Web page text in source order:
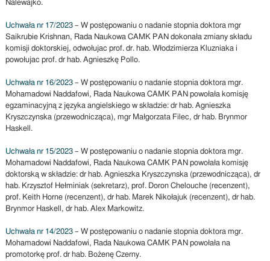
Nalewajko.
Uchwała nr 17/2023– W postępowaniu o nadanie stopnia doktora mgr
Saikrubie Krishnan, Rada Naukowa CAMK PAN dokonała zmiany składu
komisji doktorskiej, odwołujac prof. dr. hab. Włodzimierza Kluzniaka i
powołujac prof. dr hab. Agnieszkę Pollo.
Uchwała nr 16/2023– W postępowaniu o nadanie stopnia doktora mgr.
Mohamadowi Naddafowi, Rada Naukowa CAMK PAN powołała komisję
egzaminacyjną z języka angielskiego w składzie: dr hab. Agnieszka
Kryszczynska (przewodnicząca), mgr Małgorzata Filec, dr hab. Brynmor
Haskell.
Uchwała nr 15/2023– W postępowaniu o nadanie stopnia doktora mgr.
Mohamadowi Naddafowi, Rada Naukowa CAMK PAN powołała komisję
doktorską w składzie: dr hab. Agnieszka Kryszczynska (przewodnicząca), dr
hab. Krzysztof Hełminiak (sekretarz), prof. Doron Chelouche (recenzent),
prof. Keith Horne (recenzent), dr hab. Marek Nikołajuk (recenzent), dr hab.
Brynmor Haskell, dr hab. Alex Markowitz.
Uchwała nr 14/2023– W postępowaniu o nadanie stopnia doktora mgr.
Mohamadowi Naddafowi, Rada Naukowa CAMK PAN powołała na
promotorkę prof. dr hab. Bożenę Czerny.